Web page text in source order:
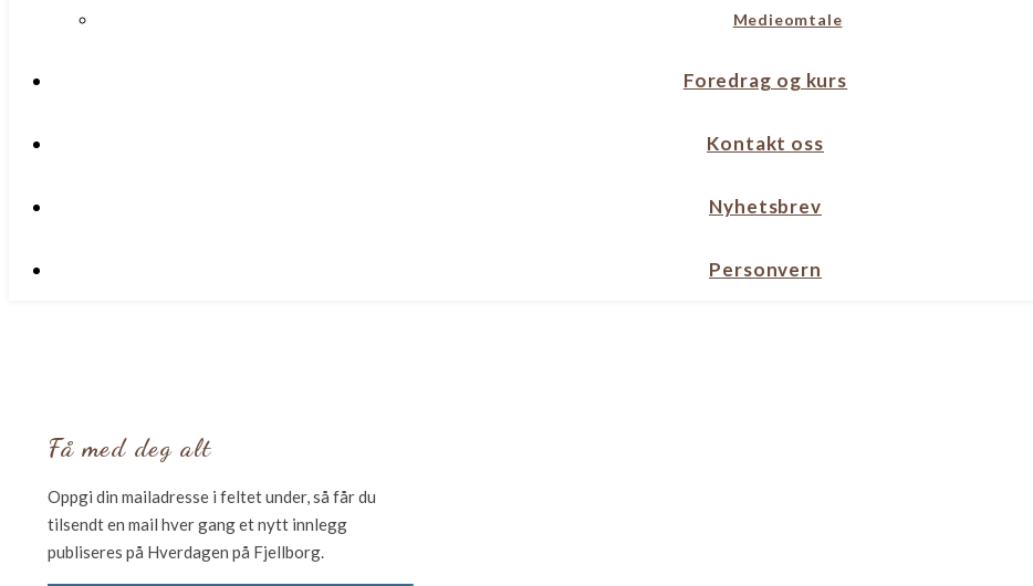
Medieomtale
Foredrag og kurs
Kontakt oss
Nyhetsbrev
Personvern
Få med deg alt
Oppgi din mailadresse i feltet under, så får du
tilsendt en mail hver gang et nytt innlegg
publiseres på Hverdagen på Fjellborg.